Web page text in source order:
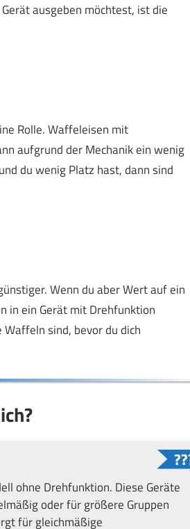
ausgeben möchtest, ist die
Rolle. Waffeleisen mit
aufgrund der Mechanik ein wenig
du wenig Platz hast, dann sind
Wenn du aber Wert auf ein
in ein Gerät mit Drehfunktion
sind, bevor du dich
ohne Drehfunktion. Diese Geräte
oder für größere Gruppen
für gleichmäßige